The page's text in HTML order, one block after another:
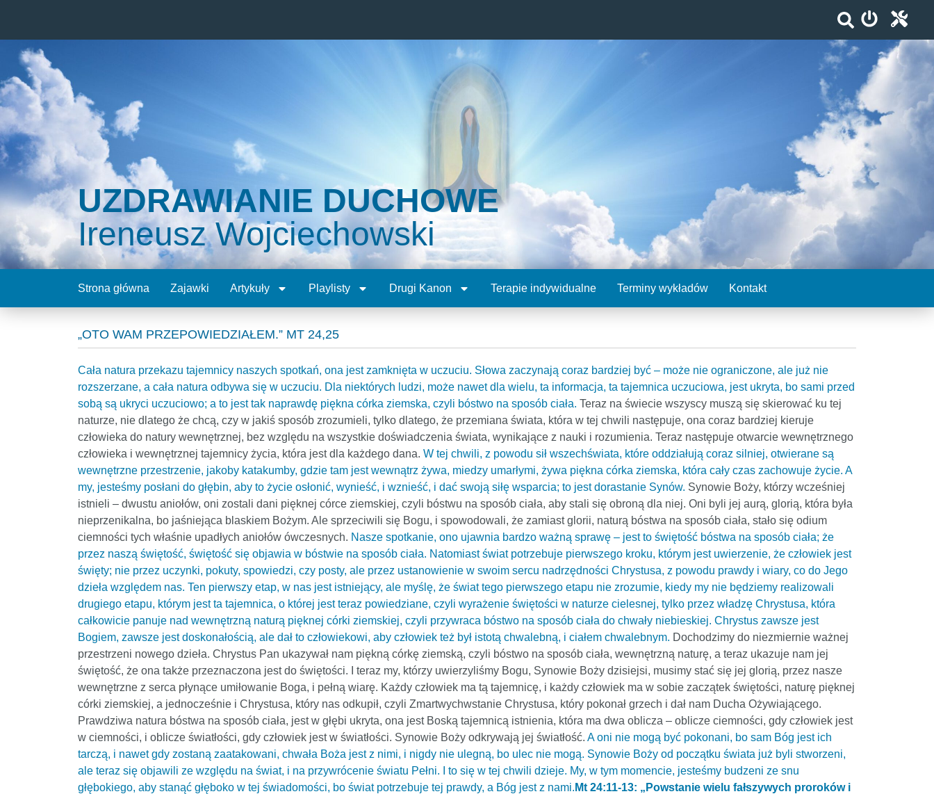
UZDRAWIANIE DUCHOWE
Ireneusz Wojciechowski
Strona główna Zajawki Artykuły Playlisty Drugi Kanon Terapie indywidualne Terminy wykładów Kontakt
„OTO WAM PRZEPOWIEDZIAŁEM.” MT 24,25
Cała natura przekazu tajemnicy naszych spotkań, ona jest zamknięta w uczuciu. Słowa zaczynają coraz bardziej być – może nie ograniczone, ale już nie
rozszerzane, a cała natura odbywa się w uczuciu. Dla niektórych ludzi, może nawet dla wielu, ta informacja, ta tajemnica uczuciowa, jest ukryta, bo sami przed
sobą są ukryci uczuciowo; a to jest tak naprawdę piękna córka ziemska, czyli bóstwo na sposób ciała. Teraz na świecie wszyscy muszą się skierować ku tej
naturze, nie dlatego że chcą, czy w jakiś sposób zrozumieli, tylko dlatego, że przemiana świata, która w tej chwili następuje, ona coraz bardziej kieruje
człowieka do natury wewnętrznej, bez względu na wszystkie doświadczenia świata, wynikające z nauki i rozumienia. Teraz następuje otwarcie wewnętrznego
człowieka i wewnętrznej tajemnicy życia, która jest dla każdego dana. W tej chwili, z powodu sił wszechświata, które oddziałują coraz silniej, otwierane są
wewnętrzne przestrzenie, jakoby katakumby, gdzie tam jest wewnątrz żywa, miedzy umarłymi, żywa piękna córka ziemska, która cały czas zachowuje życie. A
my, jesteśmy posłani do głębin, aby to życie osłonić, wynieść, i wznieść, i dać swoją siłę wsparcia; to jest dorastanie Synów. Synowie Boży, którzy wcześniej
istnieli – dwustu aniołów, oni zostali dani pięknej córce ziemskiej, czyli bóstwu na sposób ciała, aby stali się obroną dla niej. Oni byli jej aurą, glorią, która była
nieprzenikalna, bo jaśniejąca blaskiem Bożym. Ale sprzeciwili się Bogu, i spowodowali, że zamiast glorii, naturą bóstwa na sposób ciała, stało się odium
ciemności tych właśnie upadłych aniołów ówczesnych. Nasze spotkanie, ono ujawnia bardzo ważną sprawę – jest to świętość bóstwa na sposób ciała; że
przez naszą świętość, świętość się objawia w bóstwie na sposób ciała. Natomiast świat potrzebuje pierwszego kroku, którym jest uwierzenie, że człowiek jest
święty; nie przez uczynki, pokuty, spowiedzi, czy posty, ale przez ustanowienie w swoim sercu nadrzędności Chrystusa, z powodu prawdy i wiary, co do Jego
dzieła względem nas. Ten pierwszy etap, w nas jest istniejący, ale myślę, że świat tego pierwszego etapu nie zrozumie, kiedy my nie będziemy realizowali
drugiego etapu, którym jest ta tajemnica, o której jest teraz powiedziane, czyli wyrażenie świętości w naturze cielesnej, tylko przez władzę Chrystusa, która
całkowicie panuje nad wewnętrzną naturą pięknej córki ziemskiej, czyli przywraca bóstwo na sposób ciała do chwały niebieskiej. Chrystus zawsze jest
Bogiem, zawsze jest doskonałością, ale dał to człowiekowi, aby człowiek też był istotą chwalebną, i ciałem chwalebnym. Dochodzimy do niezmiernie ważnej
przestrzeni nowego dzieła. Chrystus Pan ukazywał nam piękną córkę ziemską, czyli bóstwo na sposób ciała, wewnętrzną naturę, a teraz ukazuje nam jej
świętość, że ona także przeznaczona jest do świętości. I teraz my, którzy uwierzyliśmy Bogu, Synowie Boży dzisiejsi, musimy stać się jej glorią, przez nasze
wewnętrzne z serca płynące umiłowanie Boga, i pełną wiarę. Każdy człowiek ma tą tajemnicę, i każdy człowiek ma w sobie zaczątek świętości, naturę pięknej
córki ziemskiej, a jednocześnie i Chrystusa, który nas odkupił, czyli Zmartwychwstanie Chrystusa, który pokonał grzech i dał nam Ducha Ożywiającego.
Prawdziwa natura bóstwa na sposób ciała, jest w głębi ukryta, ona jest Boską tajemnicą istnienia, która ma dwa oblicza – oblicze ciemności, gdy człowiek jest
w ciemności, i oblicze światłości, gdy człowiek jest w światłości. Synowie Boży odkrywają jej światłość. A oni nie mogą być pokonani, bo sam Bóg jest ich
tarczą, i nawet gdy zostaną zaatakowani, chwała Boża jest z nimi, i nigdy nie ulegną, bo ulec nie mogą. Synowie Boży od początku świata już byli stworzeni,
ale teraz się objawili ze względu na świat, i na przywrócenie światu Pełni. I to się w tej chwili dzieje. My, w tym momencie, jesteśmy budzeni ze snu
głębokiego, aby stanąć głęboko w tej świadomości, bo świat potrzebuje tej prawdy, a Bóg jest z nami. Mt 24:11-13: „Powstanie wielu fałszywych proroków i